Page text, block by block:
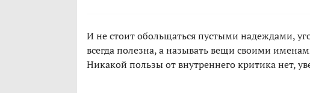
И не стоит обольщаться пустыми надеждами,
всегда полезна, а называть вещи своими
Никакой пользы от внутреннего критика нет,